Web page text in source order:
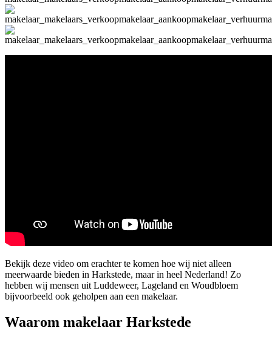
Bekijk deze video om erachter te komen hoe wij niet alleen
meerwaarde bieden in Harkstede, maar in heel Nederland! Zo
hebben wij mensen uit Luddeweer, Lageland en Woudbloem
bijvoorbeeld ook geholpen aan een makelaar.
Waarom makelaar Harkstede